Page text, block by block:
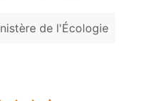
de l'Écologie